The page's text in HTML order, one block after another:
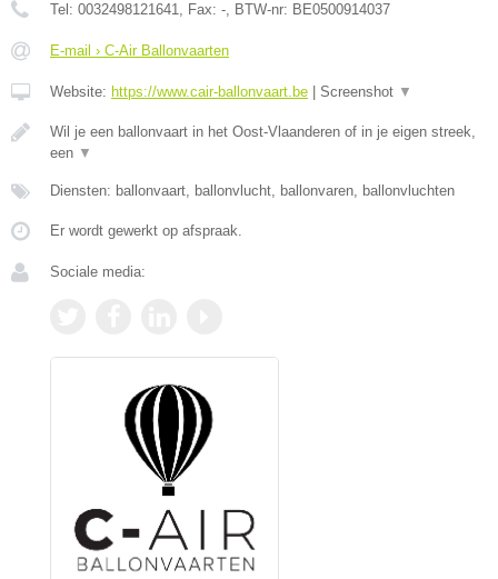
Tel: 0032498121641, Fax: -, BTW-nr: BE0500914037
E-mail › C-Air Ballonvaarten
Website: https://www.cair-ballonvaart.be Screenshot ▼
Wil je een ballonvaart in het Oost-Vlaanderen of in je eigen streek,
een ▼
Diensten: ballonvaart, ballonvlucht, ballonvaren, ballonvluchten
Er wordt gewerkt op afspraak.
Sociale media: